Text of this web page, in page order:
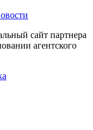
сайт партнера
агентского